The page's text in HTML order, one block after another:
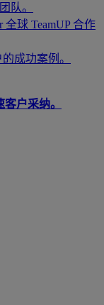
队。
全球 TeamUP 合作
成功案例。
户采纳。